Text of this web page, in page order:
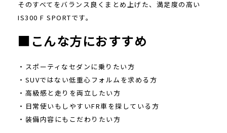
そのすべてをバランス良くまとめ上げた、満足度の高い
IS300 F SPORTです。
■こんな方におすすめ
・スポーティなセダンに乗りたい方
・SUVではない低重心フォルムを求める方
・高級感と走りを両立したい方
・日常使いもしやすいFR車を探している方
・装備内容にもこだわりたい方